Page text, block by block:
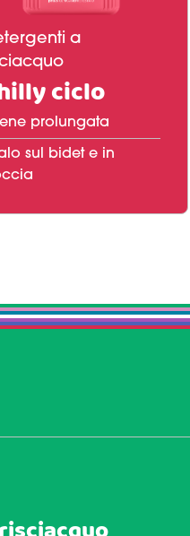
a
ciclo
prolungata
sul bidet e in